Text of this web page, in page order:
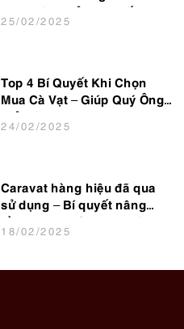
25/02/2025
Top 4 Bí Quyết Khi Chọn
Mua Cà Vạt – Giúp Quý Ông
24/02/2025
Caravat hàng hiệu đã qua
sử dụng – Bí quyết nâng
18/02/2025